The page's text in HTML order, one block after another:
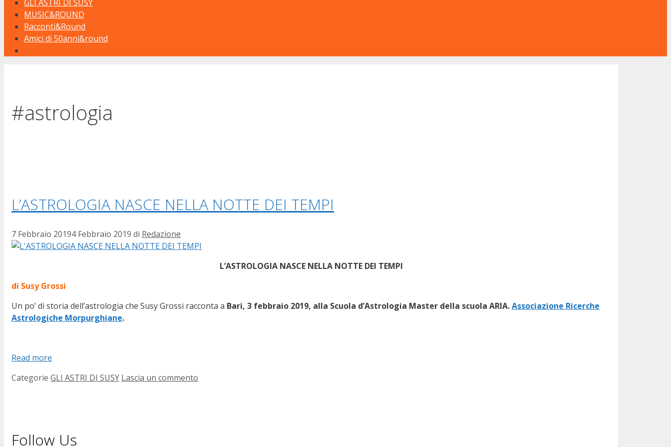
GLI ASTRI DI SUSY
MUSIC&ROUND
Racconti&Round
Amici di 50anni&round
#astrologia
L’ASTROLOGIA NASCE NELLA NOTTE DEI TEMPI
7 Febbraio 20194 Febbraio 2019 di Redazione
L’ASTROLOGIA NASCE NELLA NOTTE DEI TEMPI
di Susy Grossi
Un po’ di storia dell’astrologia che Susy Grossi racconta a Bari, 3 febbraio 2019, alla Scuola d’Astrologia Master della scuola ARIA.Associazione Ricerche
Astrologiche Morpurghiane.
Read more
Categorie GLI ASTRI DI SUSY Lascia un commento
Follow Us